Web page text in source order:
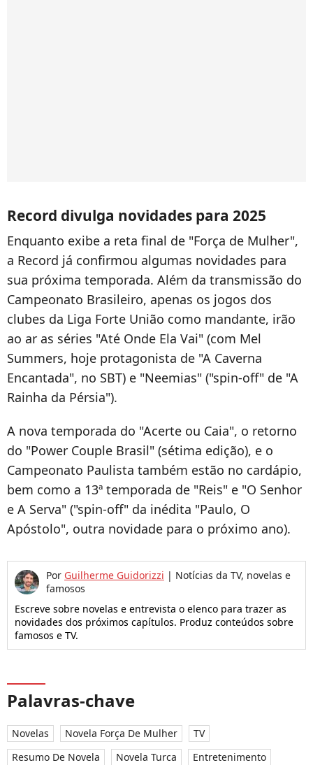
Record divulga novidades para 2025
Enquanto exibe a reta final de "Força de Mulher",
a Record já confirmou algumas novidades para
sua próxima temporada. Além da transmissão do
Campeonato Brasileiro, apenas os jogos dos
clubes da Liga Forte União como mandante, irão
ao ar as séries "Até Onde Ela Vai" (com Mel
Summers, hoje protagonista de "A Caverna
Encantada", no SBT) e "Neemias" ("spin-off" de "A
Rainha da Pérsia").
A nova temporada do "Acerte ou Caia", o retorno
do "Power Couple Brasil" (sétima edição), e o
Campeonato Paulista também estão no cardápio,
bem como a 13ª temporada de "Reis" e "O Senhor
e A Serva" ("spin-off" da inédita "Paulo, O
Apóstolo", outra novidade para o próximo ano).
Por Guilherme Guidorizzi | Notícias da TV, novelas e
famosos
Escreve sobre novelas e entrevista o elenco para trazer as
novidades dos próximos capítulos. Produz conteúdos sobre
famosos e TV.
Palavras-chave
Novelas Novela Força De Mulher
TV
Resumo De Novela
Novela Turca Entretenimento